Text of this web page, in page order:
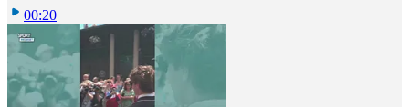
00:20